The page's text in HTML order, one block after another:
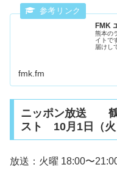
FMK
熊本の
イトで
届けし
fmk.fm
ニッポン放送 鶴
スト 10月1日（火
放送：火曜 18:00〜